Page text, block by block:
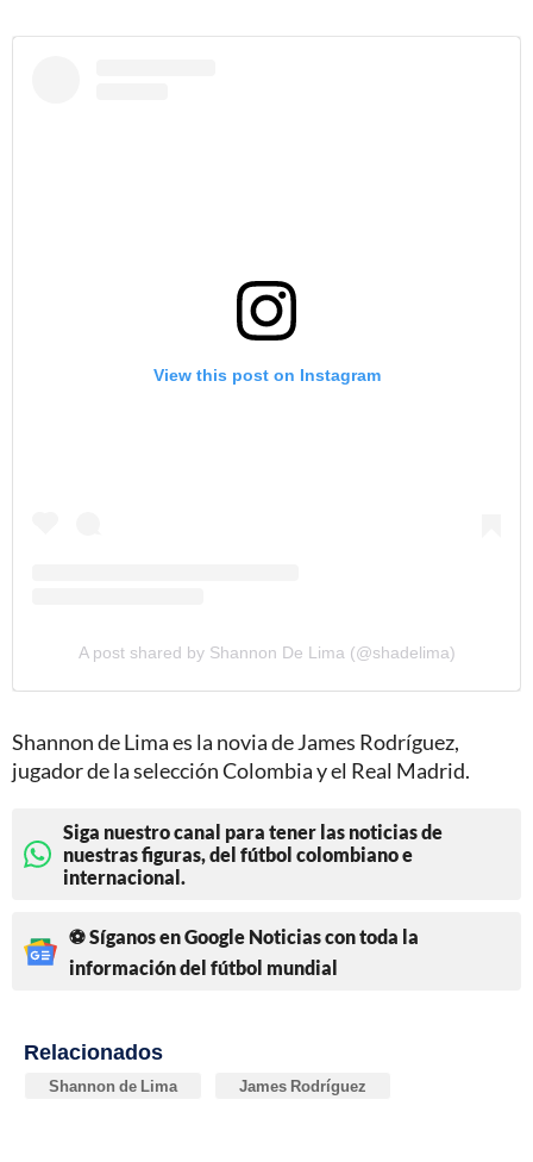
View this post on Instagram
A post shared by Shannon De Lima (@shadelima)
Shannon de Lima es la novia de James Rodríguez,
jugador de la selección Colombia y el Real Madrid.
Siga nuestro canal para tener las noticias de
nuestras figuras, del fútbol colombiano e
internacional.
⚽ Síganos en Google Noticias con toda la
información del fútbol mundial
Relacionados
Shannon de Lima James Rodríguez